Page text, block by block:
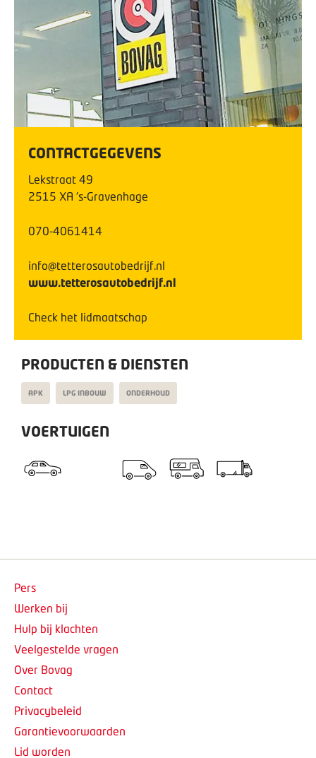
CONTACTGEGEVENS
Lekstraat 49
2515 XA 's-Gravenhage
070-4061414
info@tetterosautobedrijf.nl
www.tetterosautobedrijf.nl
Check het lidmaatschap
PRODUCTEN & DIENSTEN
APK LPG INBOUW ONDERHOUD
VOERTUIGEN
Pers
Werken bij
Hulp bij klachten
Veelgestelde vragen
Over Bovag
Contact
Privacybeleid
Garantievoorwaarden
Lid worden